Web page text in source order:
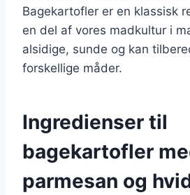
Bagekartofler er en klassisk
en del af vores madkultur i
alsidige, sunde og kan
forskellige måder.
Ingredienser til
bagekartofler
parmesan og